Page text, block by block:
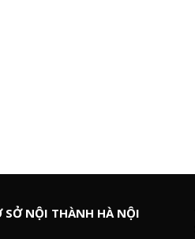
SỞ NỘI THÀNH HÀ NỘI